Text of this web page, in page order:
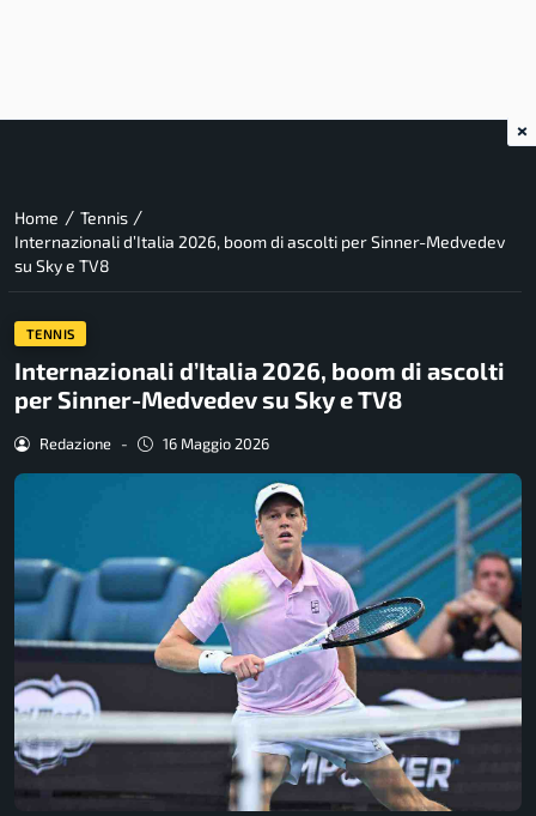
Home / Tennis /
Internazionali d’Italia 2026, boom di ascolti per Sinner-Medvedev
su Sky e TV8
TENNIS
Internazionali d’Italia 2026, boom di ascolti
per Sinner-Medvedev su Sky e TV8
Redazione - 16 Maggio 2026
×